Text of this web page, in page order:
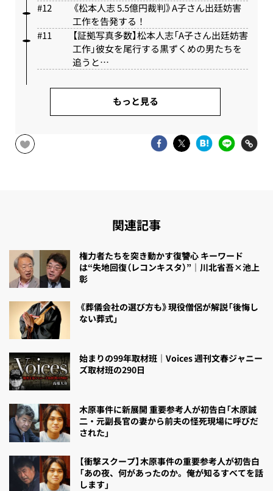
《松本人志 5.5億円裁判》A子さん出廷妨害
工作を告発する！
【証拠写真多数】松本人志「A子さん出廷妨害
工作」彼女を尾行する黒ずくめの男たちを
追うと…
もっと見る
関連記事
権力者たちを突き動かす復讐心 キーワード
は“失地回復（レコンキスタ）”｜川北省吾×池上
彰
《葬儀会社の選び方も》現役僧侶が解説「後悔し
ない葬式」
始まりの99年取材班｜Voices 週刊文春ジャニー
ズ取材班の290日
木原事件に新展開 重要参考人が初告白「木原誠
二・元副長官の妻から前夫の怪死現場に呼びだ
された」
【衝撃スクープ】木原事件の重要参考人が初告白
「あの夜、何があったのか。俺が知るすべてを話
します」